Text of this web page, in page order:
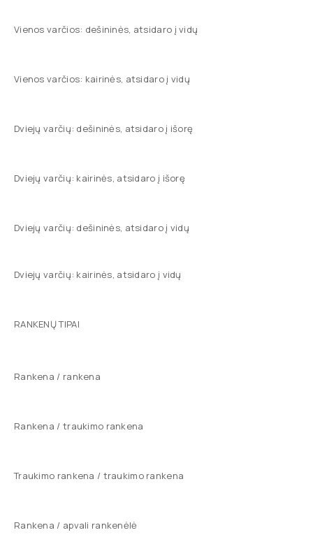
Vienos varčios: dešininės, atsidaro į vidų
Vienos varčios: kairinės, atsidaro į vidų
Dviejų varčių: dešininės, atsidaro į išorę
Dviejų varčių: kairinės, atsidaro į išorę
Dviejų varčių: dešininės, atsidaro į vidų
Dviejų varčių: kairinės, atsidaro į vidų
RANKENŲ TIPAI
Rankena / rankena
Rankena / traukimo rankena
Traukimo rankena / traukimo rankena
Rankena / apvali rankenėlė